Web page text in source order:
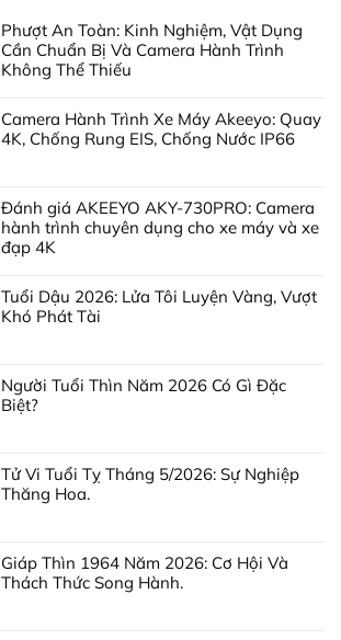
Phượt An Toàn: Kinh Nghiệm, Vật Dụng
Cần Chuẩn Bị Và Camera Hành Trình
Không Thể Thiếu
Camera Hành Trình Xe Máy Akeeyo: Quay
4K, Chống Rung EIS, Chống Nước IP66
Đánh giá AKEEYO AKY-730PRO: Camera
hành trình chuyên dụng cho xe máy và xe
đạp 4K
Tuổi Dậu 2026: Lửa Tôi Luyện Vàng, Vượt
Khó Phát Tài
Người Tuổi Thìn Năm 2026 Có Gì Đặc
Biệt?
Tử Vi Tuổi Tỵ Tháng 5/2026: Sự Nghiệp
Thăng Hoa.
Giáp Thìn 1964 Năm 2026: Cơ Hội Và
Thách Thức Song Hành.